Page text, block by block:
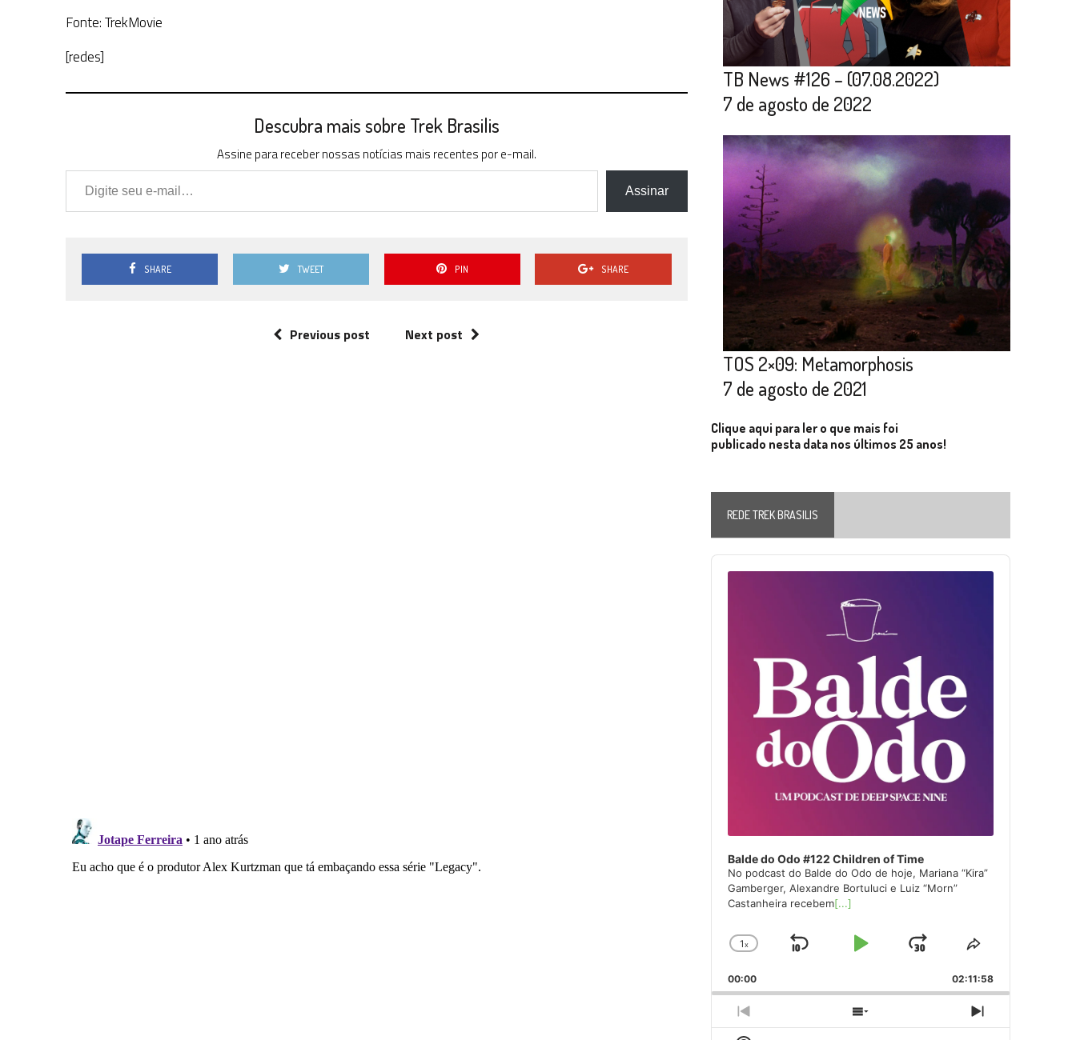
Fonte: TrekMovie
[redes]
Descubra mais sobre Trek Brasilis
Assine para receber nossas notícias mais recentes por e-mail.
Digite seu e-mail…
Assinar
SHARE TWEET PIN SHARE
Previous post Next post
TB News #126 – (07.08.2022)
7 de agosto de 2022
TOS 2×09: Metamorphosis
7 de agosto de 2021
Clique aqui para ler o que mais foi
publicado nesta data nos últimos 25 anos!
REDE TREK BRASILIS
Audio
Player
Balde do Odo #122 Children of Time
No podcast do Balde do Odo de hoje, Mariana “Kira”
Gamberger, Alexandre Bortuluci e Luiz “Morn”
Castanheira recebem[...]
Change
Rate
1x
Skip
Play
Jump
Forward
Share
Episode
00:00 02:11:58
Previous
Episode
Show
Next